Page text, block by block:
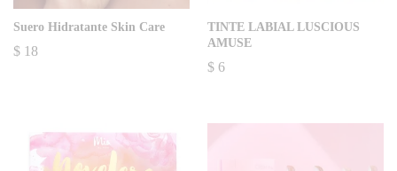
Suero Hidratante Skin Care
$ 18
TINTE LABIAL LUSCIOUS
AMUSE
$ 6